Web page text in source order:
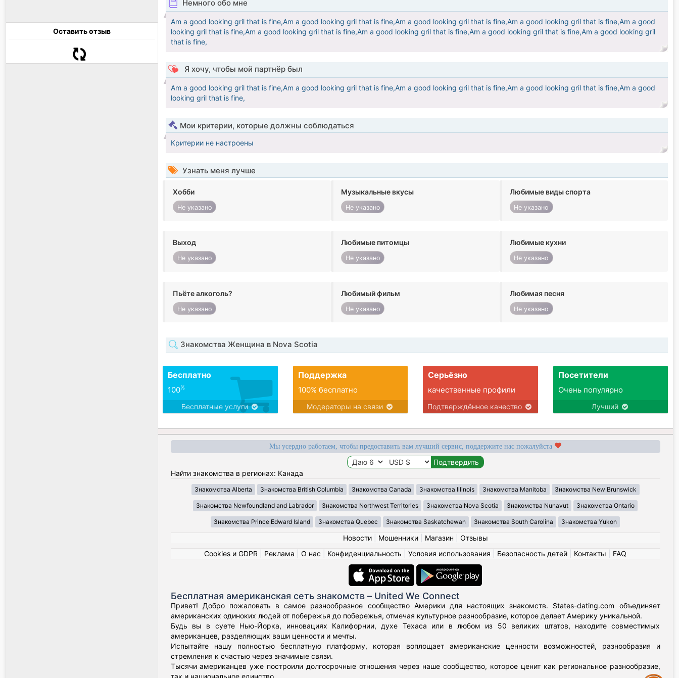
Оставить отзыв
Немного обо мне
Am a good looking gril that is fine,Am a good looking gril that is fine,Am a good looking gril that is fine,Am a good looking gril that is fine,Am a good
looking gril that is fine,Am a good looking gril that is fine,Am a good looking gril that is fine,Am a good looking gril that is fine,Am a good looking gril
that is fine,
Я хочу, чтобы мой партнёр был
Am a good looking gril that is fine,Am a good looking gril that is fine,Am a good looking gril that is fine,Am a good looking gril that is fine,Am a good
looking gril that is fine,
Мои критерии, которые должны соблюдаться
Критерии не настроены
Узнать меня лучше
Хобби
Не указано
Музыкальные вкусы
Не указано
Любимые виды спорта
Не указано
Выход
Не указано
Любимые питомцы
Не указано
Любимые кухни
Не указано
Пьёте алкоголь?
Не указано
Любимый фильм
Не указано
Любимая песня
Не указано
Знакомства Женщина в Nova Scotia
Бесплатно
100%
Бесплатные услуги
Поддержка
100% бесплатно
Модераторы на связи
Серьёзно
качественные профили
Подтверждённое качество
Посетители
Очень популярно
Лучший
Мы усердно работаем, чтобы предоставить вам лучший сервис, поддержите нас пожалуйста
Найти знакомства в регионах: Канада
Знакомства Alberta Знакомства British Columbia Знакомства Canada Знакомства Illinois Знакомства Manitoba Знакомства New Brunswick
Знакомства Newfoundland and Labrador Знакомства Northwest Territories Знакомства Nova Scotia Знакомства Nunavut Знакомства Ontario
Знакомства Prince Edward Island Знакомства Quebec Знакомства Saskatchewan Знакомства South Carolina Знакомства Yukon
Новости| Мошенники| Магазин
Отзывы
Cookies и GDPR
Реклама О нас Конфиденциальность Условия использования Безопасность детей Контакты FAQ
Бесплатная американская сеть знакомств – United We Connect
Привет! Добро пожаловать в самое разнообразное сообщество Америки для настоящих знакомств. States-dating.com объединяет
американских одиноких людей от побережья до побережья, отмечая культурное разнообразие, которое делает Америку уникальной.
Будь вы в суете Нью-Йорка, инновациях Калифорнии, духе Техаса или в любом из 50 великих штатов, находите совместимых
американцев, разделяющих ваши ценности и мечты.
Испытайте нашу полностью бесплатную платформу, которая воплощает американские ценности возможностей, разнообразия и
стремления к счастью через значимые связи.
Тысячи американцев уже построили долгосрочные отношения через наше сообщество, которое ценит как региональное разнообразие,
так и национальное единство.